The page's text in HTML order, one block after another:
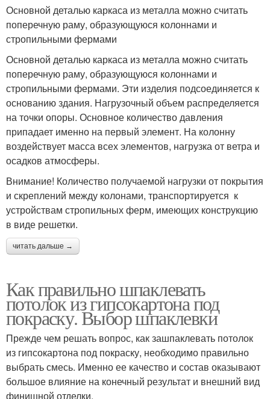
Основной деталью каркаса из металла можно считать
поперечную раму, образующуюся колоннами и
стропильными фермами
Основной деталью каркаса из металла можно считать
поперечную раму, образующуюся колоннами и
стропильными фермами. Эти изделия подсоединяется к
основанию здания. Нагрузочный объем распределяется
на точки опоры. Основное количество давления
припадает именно на первый элемент. На колонну
воздействует масса всех элементов, нагрузка от ветра и
осадков атмосферы.
Внимание! Количество получаемой нагрузки от покрытия
и скреплений между колонами, транспортируется к
устройствам стропильных ферм, имеющих конструкцию
в виде решетки.
читать дальше →
Как правильно шпаклевать
потолок из гипсокартона под
покраску. Выбор шпаклевки
Прежде чем решать вопрос, как зашпаклевать потолок
из гипсокартона под покраску, необходимо правильно
выбрать смесь. Именно ее качество и состав оказывают
большое влияние на конечный результат и внешний вид
финишной отделки.